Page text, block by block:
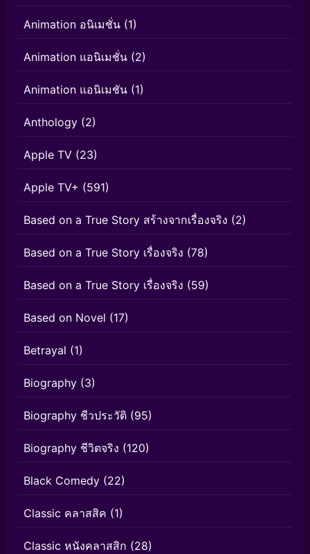
Animation อนิเมชั่น (1)
Animation แอนิเมชั่น (2)
Animation แอนิเมชัน (1)
Anthology (2)
Apple TV (23)
Apple TV+ (591)
Based on a True Story สร้างจากเรื่องจริง (2)
Based on a True Story เรื่องจริง (78)
Based on a True Story เรื่องจริง (59)
Based on Novel (17)
Betrayal (1)
Biography (3)
Biography ชีวประวัติ (95)
Biography ชีวิตจริง (120)
Black Comedy (22)
Classic คลาสสิค (1)
Classic หนังคลาสสิก (28)